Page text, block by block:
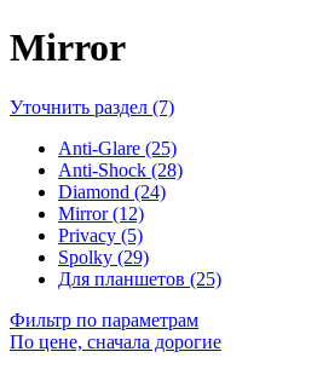
Mirror
Уточнить раздел (7)
Anti-Glare (25)
Anti-Shock (28)
Diamond (24)
Mirror (12)
Privacy (5)
Spolky (29)
Для планшетов (25)
Фильтр по параметрам
По цене, сначала дорогие